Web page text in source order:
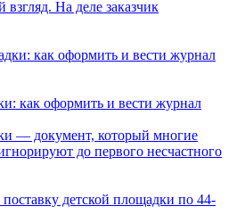
На деле заказчик
как оформить и вести журнал
— документ, который многие
до первого несчастного